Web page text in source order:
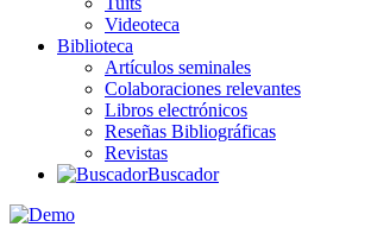
Videoteca
Biblioteca
Artículos seminales
Colaboraciones relevantes
Libros electrónicos
Reseñas Bibliográficas
Revistas
Buscador